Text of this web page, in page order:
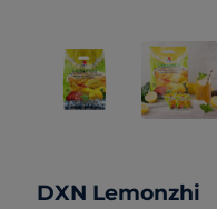
DXN Lemonzhi